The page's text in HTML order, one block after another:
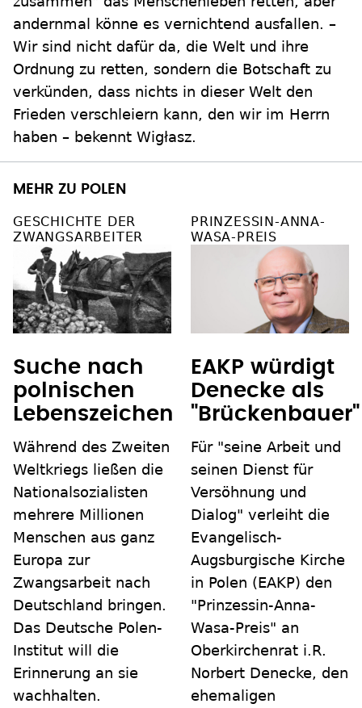
andernmal könne es vernichtend ausfallen. –
Wir sind nicht dafür da, die Welt und ihre
Ordnung zu retten, sondern die Botschaft zu
verkünden, dass nichts in dieser Welt den
Frieden verschleiern kann, den wir im Herrn
haben – bekennt Wigłasz.
MEHR ZU POLEN
GESCHICHTE DER
ZWANGSARBEITER
Suche nach
polnischen
Lebenszeichen
Während des Zweiten
Weltkriegs ließen die
Nationalsozialisten
mehrere Millionen
Menschen aus ganz
Europa zur
Zwangsarbeit nach
Deutschland bringen.
Das Deutsche Polen-
Institut will die
Erinnerung an sie
wachhalten.
PRINZESSIN-ANNA-
WASA-PREIS
EAKP würdigt
Denecke als
"Brückenbauer"
Für "seine Arbeit und
seinen Dienst für
Versöhnung und
Dialog" verleiht die
Evangelisch-
Augsburgische Kirche
in Polen (EAKP) den
"Prinzessin-Anna-
Wasa-Preis" an
Oberkirchenrat i.R.
Norbert Denecke, den
ehemaligen